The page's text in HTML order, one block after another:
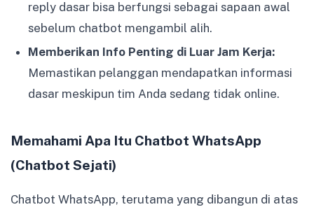
reply dasar bisa berfungsi sebagai sapaan awal
sebelum chatbot mengambil alih.
Memberikan Info Penting di Luar Jam Kerja:
Memastikan pelanggan mendapatkan informasi
dasar meskipun tim Anda sedang tidak online.
Memahami Apa Itu Chatbot WhatsApp
(Chatbot Sejati)
Chatbot WhatsApp, terutama yang dibangun di atas